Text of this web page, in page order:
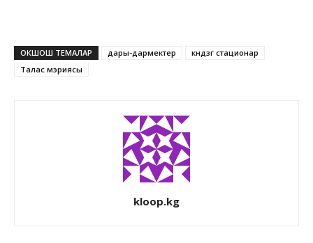
ОКШОШ ТЕМАЛАР дары-дармектер
күндүзгү стационар
Талас мэриясы
kloop.kg